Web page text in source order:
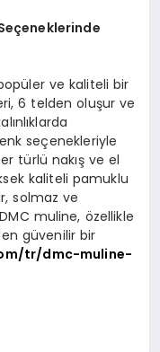
ve kaliteli bir
6 telden oluşur ve
seçenekleriyle
türlü nakış ve el
kaliteli pamuklu
solmaz ve
muline, özellikle
güvenilir bir
tr/dmc-muline-